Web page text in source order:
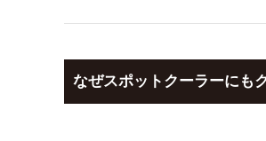
なぜスポットクーラーにも